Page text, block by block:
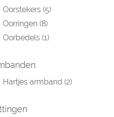
Oorstekers (5)
Oorringen (8)
Oorbedels (1)
Hartjes armband (2)